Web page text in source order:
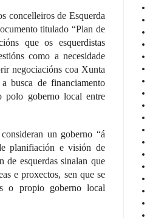
concelleiros de Esquerda
titulado “Plan de
que os esquerdistas
como a necesidade
negociacións coa Xunta
busca de financiamento
polo goberno local entre
un goberno “á
planifiación e visión de
de esquerdas sinalan que
e proxectos, sen que se
o propio goberno local